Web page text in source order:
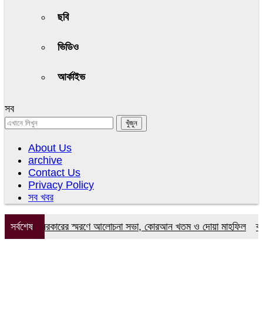
ছবি
ভিডিও
আর্কাইভ
সব
About Us
archive
Contact Us
Privacy Policy
সব খবর
সর্বশেষ
উদ্দিন সরকারের স্মরণে আলোচনা সভা, কোরআন খতম ও দোয়া মাহফিল